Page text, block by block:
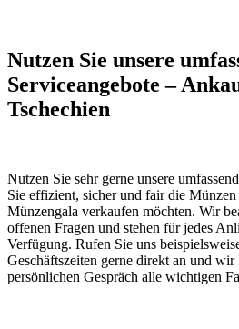
Nutzen Sie unsere
Serviceangebote –
Tschechien
Nutzen Sie sehr gerne unsere
Sie effizient, sicher und fair die Münzen
Münzengala verkaufen möchten. Wir
offenen Fragen und stehen für jedes
Verfügung. Rufen Sie uns
Geschäftszeiten gerne direkt an und
persönlichen Gespräch alle wichtigen